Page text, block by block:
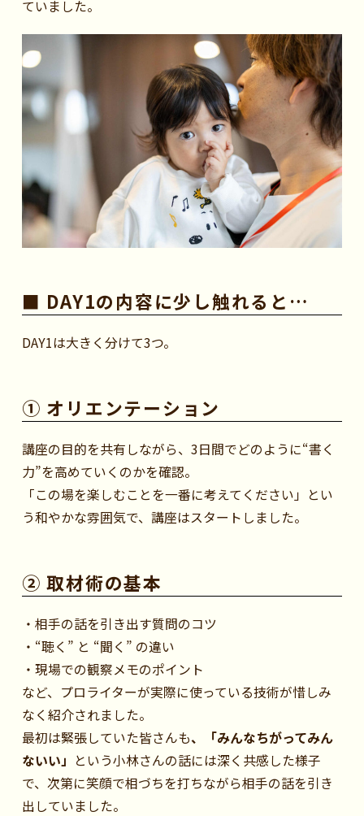
ていました。
■ DAY1の内容に少し触れると…
DAY1は大きく分けて3つ。
① オリエンテーション
講座の目的を共有しながら、3日間でどのように“書く
力”を高めていくのかを確認。
「この場を楽しむことを一番に考えてください」とい
う和やかな雰囲気で、講座はスタートしました。
② 取材術の基本
・相手の話を引き出す質問のコツ
・“聴く” と “聞く” の違い
・現場での観察メモのポイント
など、プロライターが実際に使っている技術が惜しみ
なく紹介されました。
最初は緊張していた皆さんも、「みんなちがってみん
ないい」 という小林さんの話には深く共感した様子
で、次第に笑顔で相づちを打ちながら相手の話を引き
出していました。